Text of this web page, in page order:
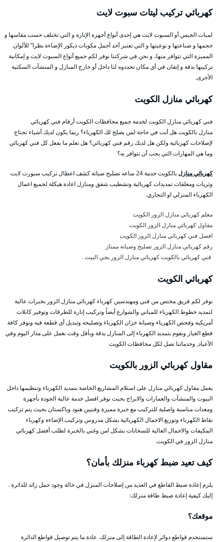
كهربائي تركيب ليتات سبوت لايت
لمبات الجبس أو السبوت لايت هي إحدى أنواع أجهزة الإنارة و التي تختلف حسب مقاسها و
حجمها و صناعتها و نوعيتها و التي تعتبر أحد أجمل مكونات ديكور الإضاءة نظرا” للألوان
المميزة التي تتوافر منها، و نحن في شركتنا نوفر لكم جميع أنواع السبوت لايت و إمكانية
تركيبها بدقة و إتقان في أي مكان تحددوه لنا داخل أو خارج المنازل و المنشآت السكنية
الأخرى.
كهربائي منازل الكويت
فني كهربائي منازل الكويت لخدمة جميع محافظات الكويت أرقام فني كهربائي
منازل بالكويت هل أنت في حاجة لمن يصلح لك الكهرباء؟ ربما يكون لديك أشياء تحتاج
لإصلاحات كهربائية ولكن هل لديك رقم فني كهربائي؟ هل تعلم ما يفعل كل فني كهربائي
وما هي المهارات التي يجب أن تتوافر به؟
كهربائي منازل
بالكويت خدمة 24 ساعه تصليح صيانة كشف اعطال تركيب سبورت لايت
وثريات ومعلقات تمديدات كهربائية وتشطيب شقق ومنازل اعادة هيكلة لجميع اعمال
الكهرباء المنزلي او التجاري.
معلم كهربائي منازل الزور الكويت
مقاول كهربائي منازل الزور الكويت
افضل فني كهربائي منازل الزور الكويت
رقم كهربائي منازل الزور تصليح وصيانة ممتاز
فني كهربائي بالكويت كهربائي منازل الزور يجي البيت .
كهربائي الكويت
نوفر لكم فريق مختص من فني ومهندسين كهرباء كهربائي منازل الزور بخبرات عالية
لتمديد خطوط الكهرباء للمباني والشوارع أيضاً وتركيب إنارة للطرقات وتوفير كابلات
أمريكية وفحص الكهرباء وصيانة خزان الكهرباء وتصليحه وتبديل أي قطعة فيه ونوفر كافة
قطع الغيار ونقوم بتمديد الكهرباء إلى المنازل بدقة وبأقل وقت نعمل على مدار اليوم وفي
الأعياد, وخدماتنا تصل لكل محافظات الكويت
مقاول كهربائي الزور بالكويت
يعمل مقاول كهربائي منازل على استلام المشاريع الخاصة بتمديد الكهرباء وتنظيمها داخل
البيوت والمنشآت والعمارات والابراج بحيث نوفر افضل خدمة عالية الجودة بأجهزة
ومعدات مناسبة واصلية للتركيب مع خبرة مميزة وفنيين هنود وباكستان بحيث يتم تركيب
نقاط الكهرباء وتوزيع الاحمال الكهربائية بشكل مدروس وتركيب الإضاءة وكهرباء
المكيفات والاحمال العالية للسخانات بشكل امن وغني بالخبرة لطلب أفضل كهربائي
منازل الزور في الكويت.
كيف تعيد ضبط كهرباء منزلك بأمان؟
يلزم إعادة ضبط القاطع في العديد من إصلاحات المنزل في حالة وجود حمل زائد للدائرة .
إليك كيفية إعادة ضبط طاقة منزلك:
موقعك؟
ستستخدم قواطع دوائر لإعادة الطاقة إلى منزلك. عادة ما يتم توصيل قواطع الدائرة